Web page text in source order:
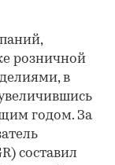
розничной
в
годом. За
составил